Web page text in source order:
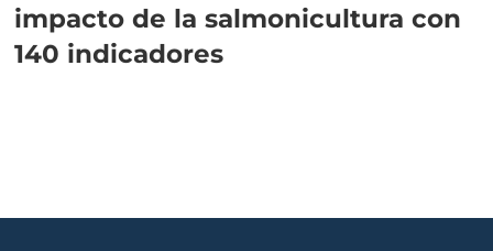
impacto de la salmonicultura con
140 indicadores